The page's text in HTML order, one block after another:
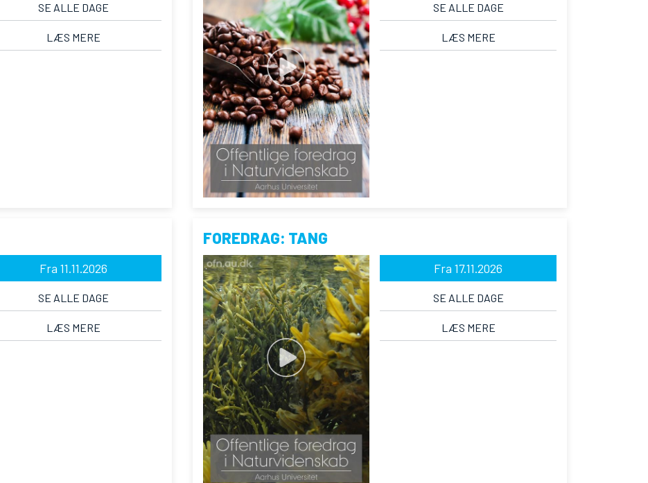
SE ALLE DAGE
LÆS MERE
SE ALLE DAGE
LÆS MERE
Fra 11.11.2026
SE ALLE DAGE
LÆS MERE
FOREDRAG: TANG
Fra 17.11.2026
SE ALLE DAGE
LÆS MERE